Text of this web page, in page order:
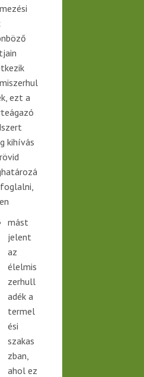
ezt a
kihívás
mást
jelent
az
élelmis
zerhull
adék a
termel
ési
szakas
zban,
ahol ez